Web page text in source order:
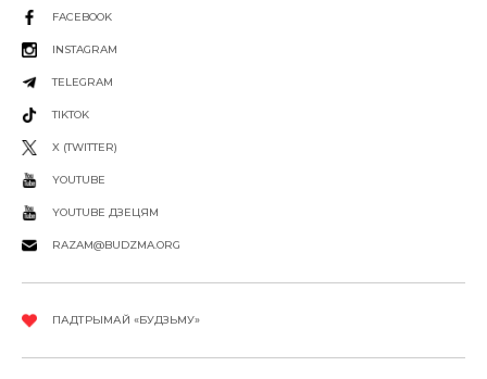
FACEBOOK
INSTAGRAM
TELEGRAM
TIKTOK
X (TWITTER)
YOUTUBE
YOUTUBE ДЗЕЦЯМ
RAZAM@BUDZMA.ORG
ПАДТРЫМАЙ «БУДЗЬМУ»